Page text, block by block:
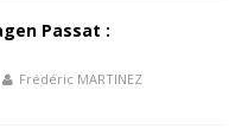
Passat :
Frédéric MARTINEZ